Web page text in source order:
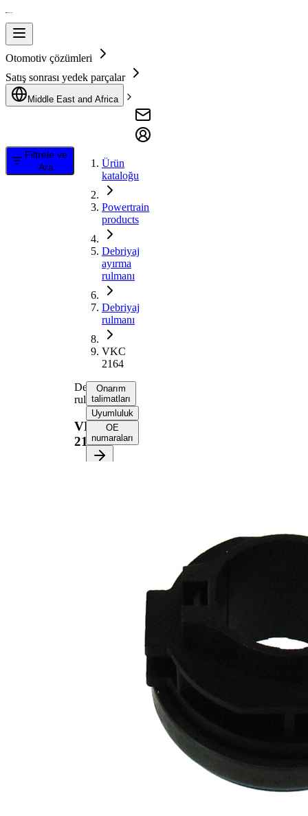
Otomotiv çözümleri
Satış sonrası yedek parçalar
Middle East and Africa
Filtrele ve
Ara
Ürün
kataloğu
Powertrain
products
Debriyaj
ayırma
rulmanı
Debriyaj
rulmanı
VKC
2164
Debriyaj
rulmanı
VKC
2164
Onarım
talimatları
Uyumluluk
OE
numaraları